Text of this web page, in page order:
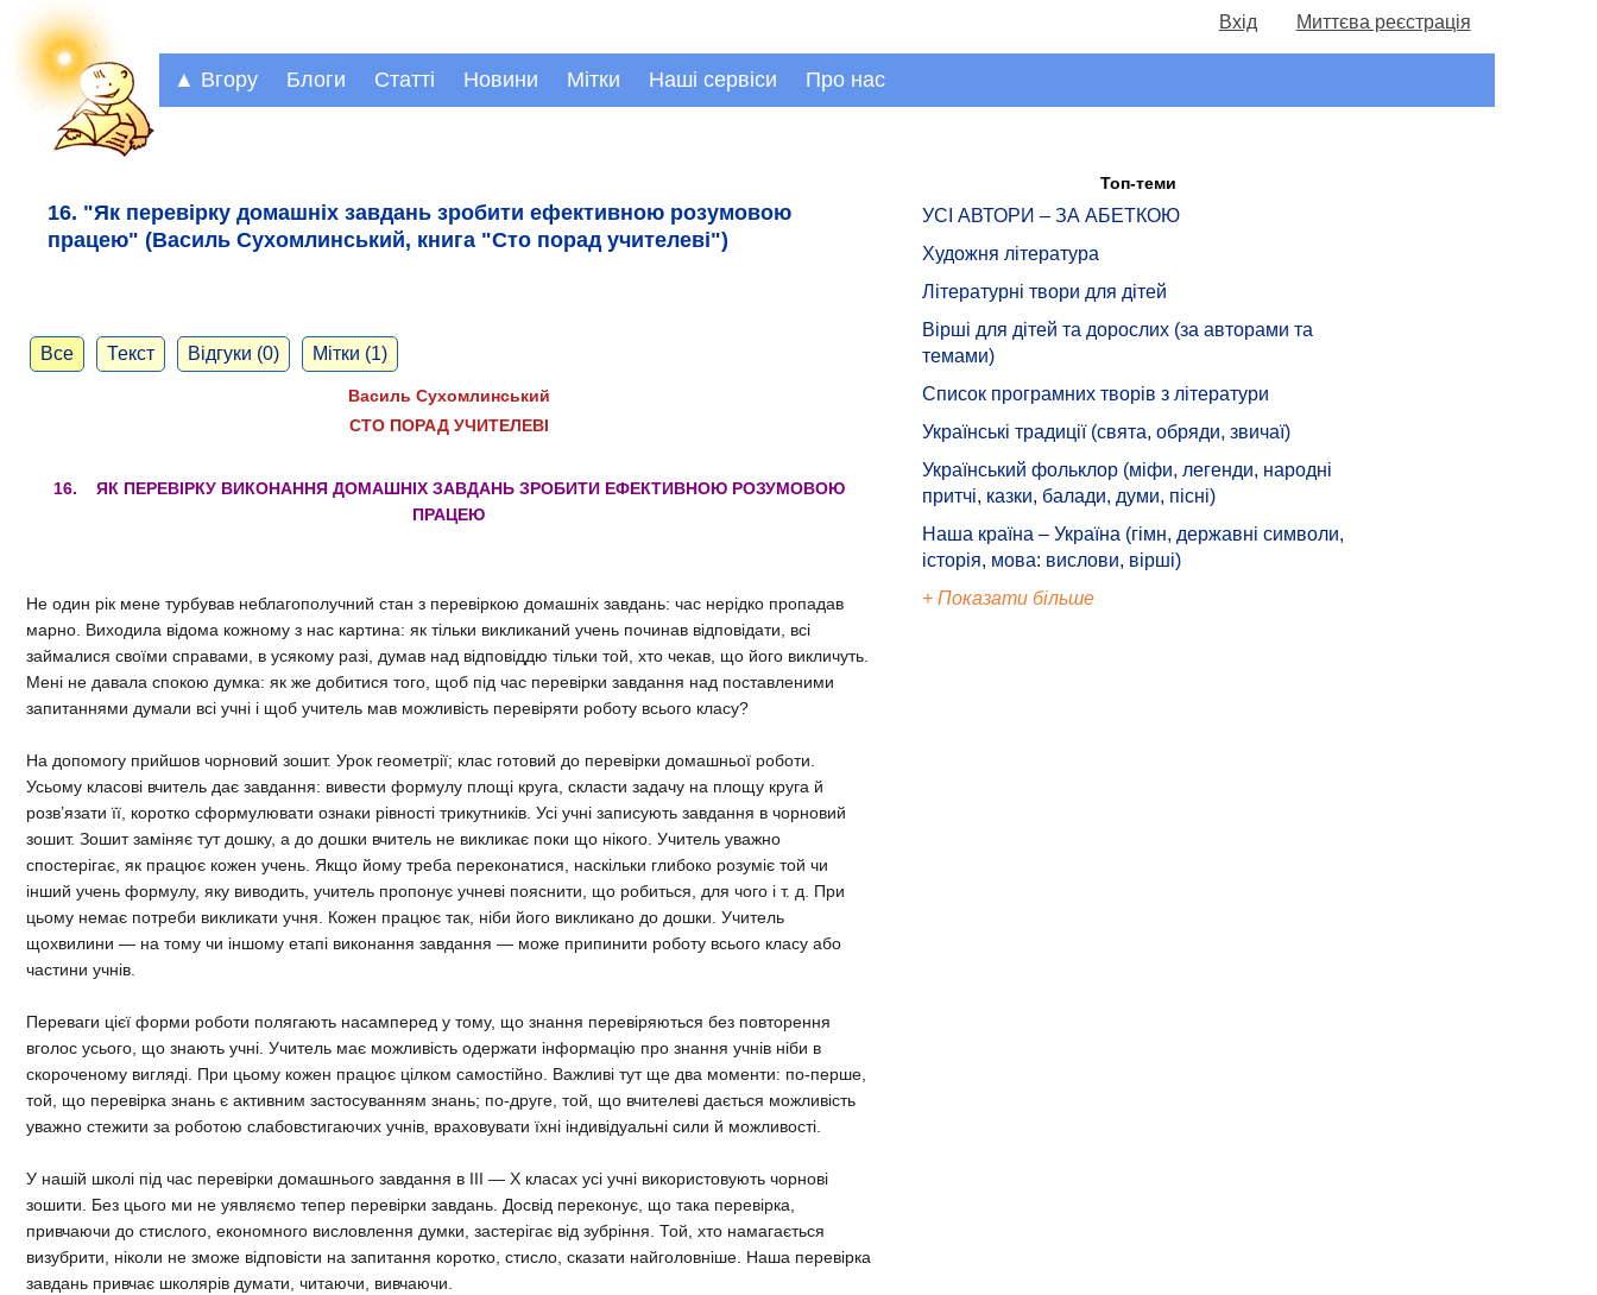
Вхід Миттєва реєстрація
▲ Вгору Блоги Статті Новини Мітки Наші сервіси Про нас
16. "Як перевірку домашніх завдань зробити ефективною розумовою
працею" (Василь Сухомлинський, книга "Сто порад учителеві")
Все Текст Відгуки (0) Мітки (1)
Василь Сухомлинський
СТО ПОРАД УЧИТЕЛЕВІ
16. ЯК ПЕРЕВІРКУ ВИКОНАННЯ ДОМАШНІХ ЗАВДАНЬ ЗРОБИТИ ЕФЕКТИВНОЮ РОЗУМОВОЮ
ПРАЦЕЮ
Не один рік мене турбував неблагополучний стан з перевіркою домашніх завдань: час нерідко пропадав
марно. Виходила відома кожному з нас картина: як тільки викликаний учень починав відповідати, всі
займалися своїми справами, в усякому разі, думав над відповіддю тільки той, хто чекав, що його викличуть.
Мені не давала спокою думка: як же добитися того, щоб під час перевірки завдання над поставленими
запитаннями думали всі учні і щоб учитель мав можливість перевіряти роботу всього класу?
На допомогу прийшов чорновий зошит. Урок геометрії; клас готовий до перевірки домашньої роботи.
Усьому класові вчитель дає завдання: вивести формулу площі круга, скласти задачу на площу круга й
розв’язати її, коротко сформулювати ознаки рівності трикутників. Усі учні записують завдання в чорновий
зошит. Зошит заміняє тут дошку, а до дошки вчитель не викликає поки що нікого. Учитель уважно
спостерігає, як працює кожен учень. Якщо йому треба переконатися, наскільки глибоко розуміє той чи
інший учень формулу, яку виводить, учитель пропонує учневі пояснити, що робиться, для чого і т. д. При
цьому немає потреби викликати учня. Кожен працює так, ніби його викликано до дошки. Учитель
щохвилини — на тому чи іншому етапі виконання завдання — може припинити роботу всього класу або
частини учнів.
Переваги цієї форми роботи полягають насамперед у тому, що знання перевіряються без повторення
вголос усього, що знають учні. Учитель має можливість одержати інформацію про знання учнів ніби в
скороченому вигляді. При цьому кожен працює цілком самостійно. Важливі тут ще два моменти: по-перше,
той, що перевірка знань є активним застосуванням знань; по-друге, той, що вчителеві дається можливість
уважно стежити за роботою слабовстигаючих учнів, враховувати їхні індивідуальні сили й можливості.
У нашій школі під час перевірки домашнього завдання в III — Х класах усі учні використовують чорнові
зошити. Без цього ми не уявляємо тепер перевірки завдань. Досвід переконує, що така перевірка,
привчаючи до стислого, економного висловлення думки, застерігає від зубріння. Той, хто намагається
визубрити, ніколи не зможе відповісти на запитання коротко, стисло, сказати найголовніше. Наша перевірка
завдань привчає школярів думати, читаючи, вивчаючи.
Топ-теми
УСІ АВТОРИ – ЗА АБЕТКОЮ
Художня література
Літературні твори для дітей
Вірші для дітей та дорослих (за авторами та
темами)
Список програмних творів з літератури
Українські традиції (свята, обряди, звичаї)
Український фольклор (міфи, легенди, народні
притчі, казки, балади, думи, пісні)
Наша країна – Україна (гімн, державні символи,
історія, мова: вислови, вірші)
+ Показати більше